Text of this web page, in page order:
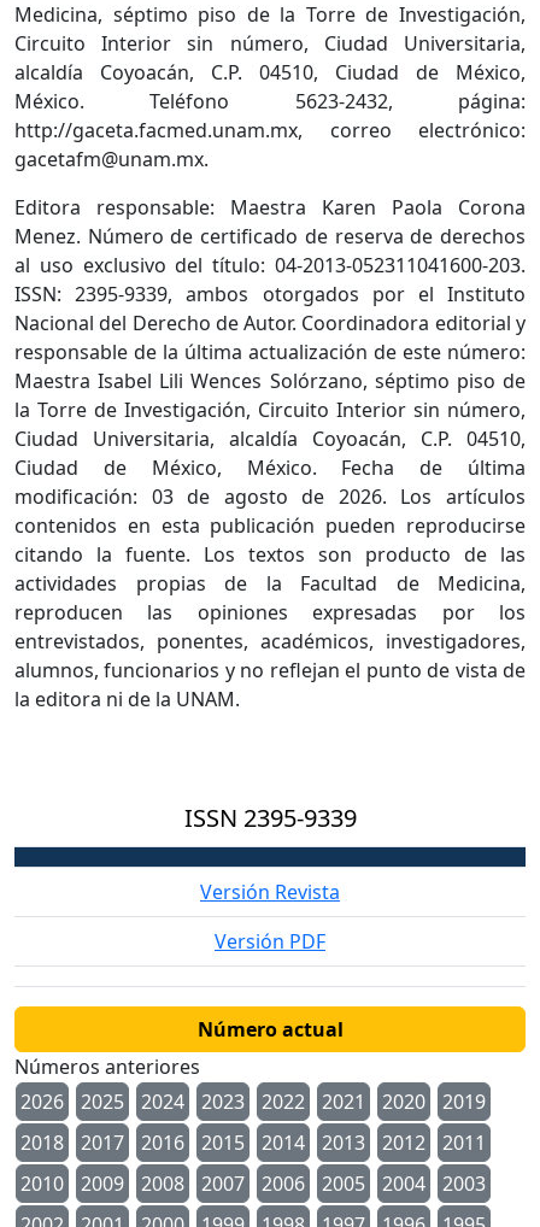
Medicina, séptimo piso de la Torre de Investigación,
Circuito Interior sin número, Ciudad Universitaria,
alcaldía Coyoacán, C.P. 04510, Ciudad de México,
México. Teléfono 5623-2432, página:
http://gaceta.facmed.unam.mx, correo electrónico:
gacetafm@unam.mx.
Editora responsable: Maestra Karen Paola Corona
Menez. Número de certificado de reserva de derechos
al uso exclusivo del título: 04-2013-052311041600-203.
ISSN: 2395-9339, ambos otorgados por el Instituto
Nacional del Derecho de Autor. Coordinadora editorial y
responsable de la última actualización de este número:
Maestra Isabel Lili Wences Solórzano, séptimo piso de
la Torre de Investigación, Circuito Interior sin número,
Ciudad Universitaria, alcaldía Coyoacán, C.P. 04510,
Ciudad de México, México. Fecha de última
modificación: 03 de agosto de 2026. Los artículos
contenidos en esta publicación pueden reproducirse
citando la fuente. Los textos son producto de las
actividades propias de la Facultad de Medicina,
reproducen las opiniones expresadas por los
entrevistados, ponentes, académicos, investigadores,
alumnos, funcionarios y no reflejan el punto de vista de
la editora ni de la UNAM.
ISSN 2395-9339
Versión Revista
Versión PDF
Número actual
Números anteriores
2026
2025 2024 2023 2022 2021 2020
2019
2018
2017 2016 2015 2014 2013 2012
2011
2010
2009 2008 2007 2006 2005 2004
2003